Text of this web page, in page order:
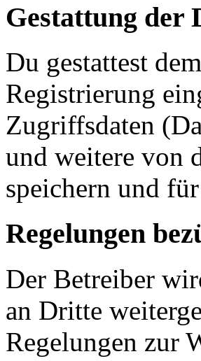
Gestattung der
Du gestattest
Registrierung
Zugriffsdaten
und weitere von
speichern und
Regelungen
Der Betreiber
an Dritte
Regelungen zur